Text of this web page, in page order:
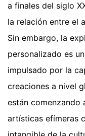
a finales del siglo
la relación entre el
Sin embargo, la
personalizado es
impulsado por la
creaciones a nivel
están comenzando
artísticas efímeras